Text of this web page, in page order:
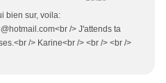
bien sur, voila:
/> J'attends ta
/> Karine<br /> <br /> <br />